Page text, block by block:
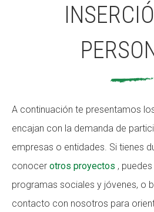
A continuación te presentamos
encajan con la demanda de
empresas o entidades. Si tienes
conocer otros proyectos ,
programas sociales y jóvenes, o
contacto con nosotros para
ACTUALITAT
Xarxes socials
COL·LABORA
Fes voluntariat
Fes un donatiu